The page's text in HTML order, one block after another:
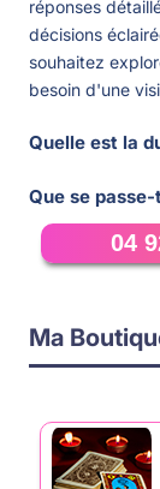
réponses
décisions
souhaitez
besoin d'une
vous.
Quelle est la
de poser
approfondies.
puissions
apporter une
pour avancer
Que se
Une fois votre
confirmation
possibilité de
disponible, ou
arrive,
préoccupent.
04
Ma